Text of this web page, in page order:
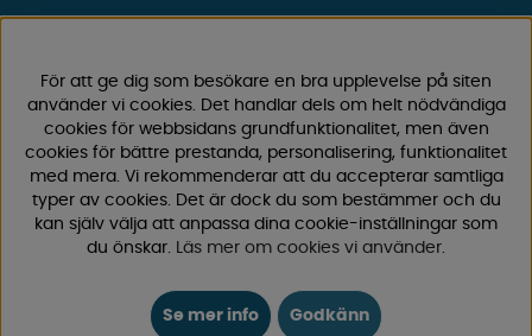
nyheter och exklusiva erbjudanden. Campinglivet börjar
hos oss!
För att ge dig som besökare en bra upplevelse på siten
använder vi cookies. Det handlar dels om helt nödvändiga
cookies för webbsidans grundfunktionalitet, men även
cookies för bättre prestanda, personalisering, funktionalitet
med mera. Vi rekommenderar att du accepterar samtliga
typer av cookies. Det är dock du som bestämmer och du
kan själv välja att anpassa dina cookie-inställningar som
du önskar. Läs mer om cookies vi använder.
Se mer info Godkänn